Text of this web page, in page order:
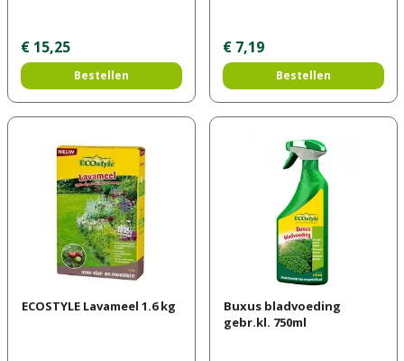
€ 15,25
Bestellen
€ 7,19
Bestellen
ECOSTYLE Lavameel 1.6 kg
Buxus bladvoeding
gebr.kl. 750ml